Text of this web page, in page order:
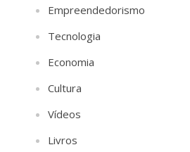
Empreendedorismo
Tecnologia
Economia
Cultura
Vídeos
Livros